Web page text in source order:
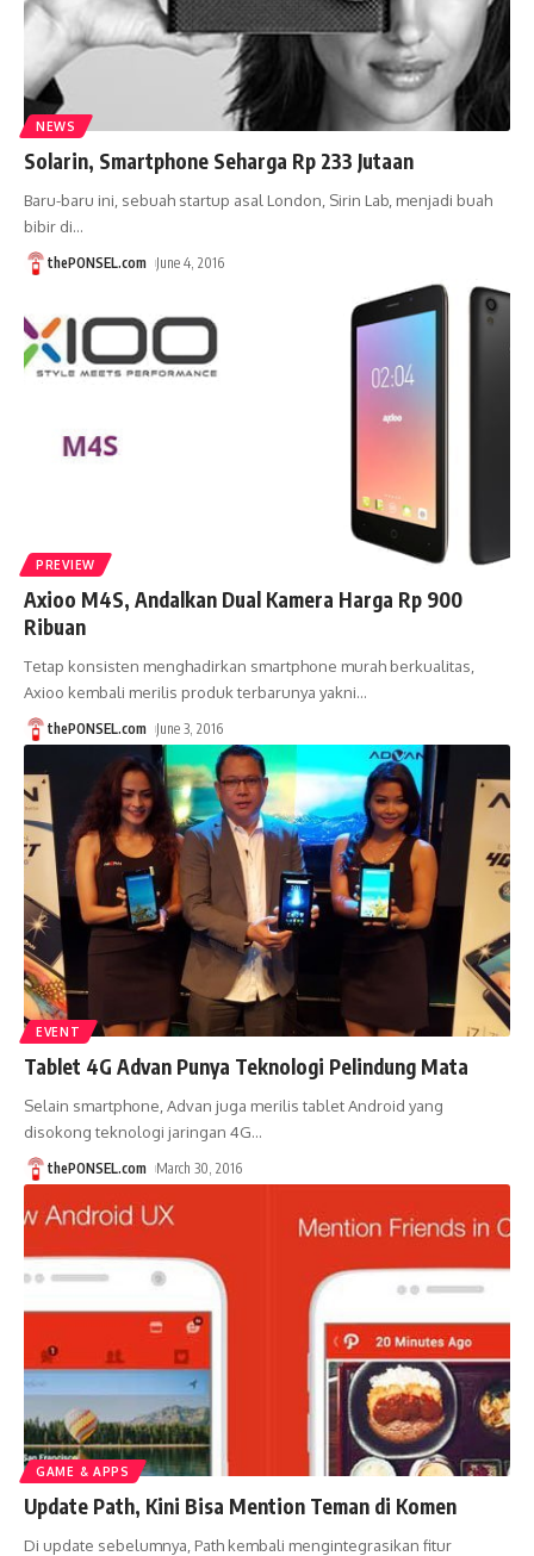
NEWS
Solarin, Smartphone Seharga Rp 233 Jutaan
Baru-baru ini, sebuah startup asal London, Sirin Lab, menjadi buah
bibir di…
thePONSEL.com June 4, 2016
PREVIEW
Axioo M4S, Andalkan Dual Kamera Harga Rp 900
Ribuan
Tetap konsisten menghadirkan smartphone murah berkualitas,
Axioo kembali merilis produk terbarunya yakni…
thePONSEL.com June 3, 2016
EVENT
Tablet 4G Advan Punya Teknologi Pelindung Mata
Selain smartphone, Advan juga merilis tablet Android yang
disokong teknologi jaringan 4G…
thePONSEL.com March 30, 2016
GAME & APPS
Update Path, Kini Bisa Mention Teman di Komen
Di update sebelumnya, Path kembali mengintegrasikan fitur